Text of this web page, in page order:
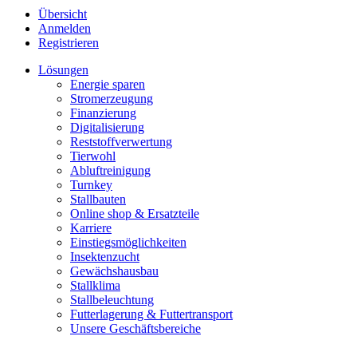
Übersicht
Anmelden
Registrieren
Lösungen
Energie sparen
Stromerzeugung
Finanzierung
Digitalisierung
Reststoffverwertung
Tierwohl
Abluftreinigung
Turnkey
Stallbauten
Online shop & Ersatzteile
Karriere
Einstiegsmöglichkeiten
Insektenzucht
Gewächshausbau
Stallklima
Stallbeleuchtung
Futterlagerung & Futtertransport
Unsere Geschäftsbereiche